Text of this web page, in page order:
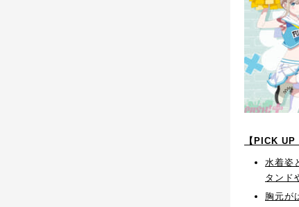
【PICK
水着姿
タンド
胸元が